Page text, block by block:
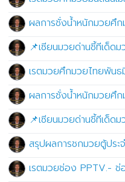
ผลการชั่งน้ำหนักมวยศึ
📌เซียนมวยด่านชี้ทีเด็
เรตมวยศึกมวยไทยพัน
ผลการชั่งน้ำหนักมวยศึ
📌เซียนมวยด่านชี้ทีเด็
สรุปผลการชกมวยตู้ประ
เรตมวยช่อง PPTV.-